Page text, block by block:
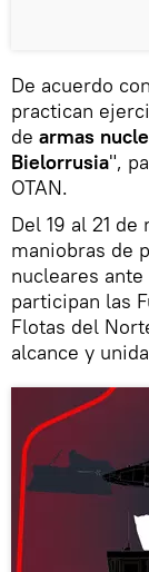
De acuerdo
practican
de armas
Bielorrusia",
OTAN.
Del 19 al 21
maniobras de
nucleares
participan las
Flotas del
alcance y